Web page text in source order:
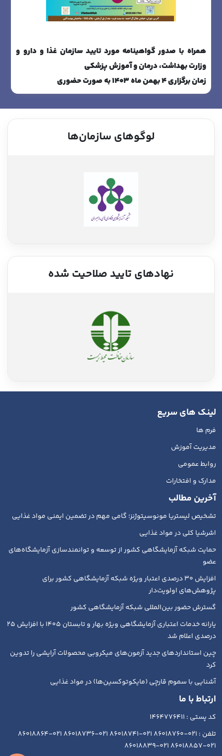
همراه با صدور گواهینامه مورد تایید سازمان غذا و دارو و
وزارت بهداشت، درمان و آموزش پزشکی
زمان برگزاری 4 بهمن ماه 1403 به صورت حضوری
لوگوهای سازمان‌ها
نهادهای تایید صلاحیت شده
لینک های سریع
فرم ها
مدیریت آموزش
روابط عمومی
مدارک و افتخارات
آخرین مطالب
تشخیص لیستریا مونوسیتوژنز؛ گامی مهم در تضمین ایمنی مواد غذایی
اشرشیا کلی در مواد غذایی
حمایت شبکه آزمایشگاهی کشور از توسعه و توانمندسازی آزمایشگاه‌های
عضو
افزایش ۳۰ درصدی اعتبار ویژه شبکه آزمایشگاهی کشور برای
پژوهش‌های اولویت‌دار
گسترش حضور بین‌المللی شبکه آزمایشگاهی کشور
یارانه خدمات اعتباری آزمایشگاهی ویژه بهار و تابستان ۱۴۰۵ با افزایش ۲۵
درصدی اعلام شد
چین استانداردهای جدید آزمون‌های میکروبی محصولات آرایشی را تدوین
کرد
آشنایی با سموم قارچی (مایکوتوکسین‌ها) در مواد غذایی
ارتباط با ما
کد پستی : 1464776411
تلفن : 021-86018760 021-86018741 021-86018736 021-86018864
021-86018857 021-86018839